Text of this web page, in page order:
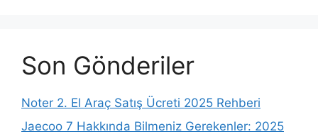
Son Gönderiler
Noter 2. El Araç Satış Ücreti 2025 Rehberi
Jaecoo 7 Hakkında Bilmeniz Gerekenler: 2025